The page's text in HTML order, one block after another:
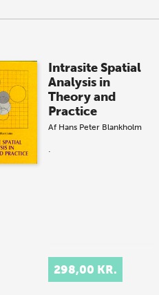
Intrasite Spatial
Analysis in
Theory and
Practice
Af Hans Peter Blankholm
.
298,00 KR.